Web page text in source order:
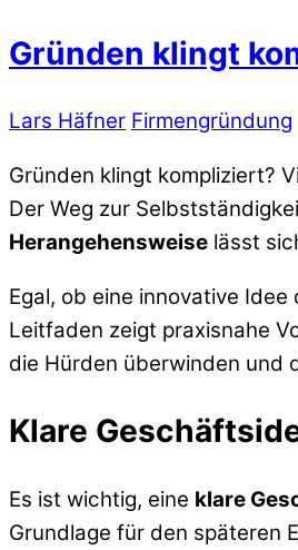
Gründen klingt
Lars Häfner Firmengründung
Gründen klingt kompliziert?
Der Weg zur
Herangehensweise lässt
Egal, ob eine innovative
Leitfaden zeigt praxisnahe
die Hürden überwinden und
Klare
Es ist wichtig, eine klare
Grundlage für den späteren